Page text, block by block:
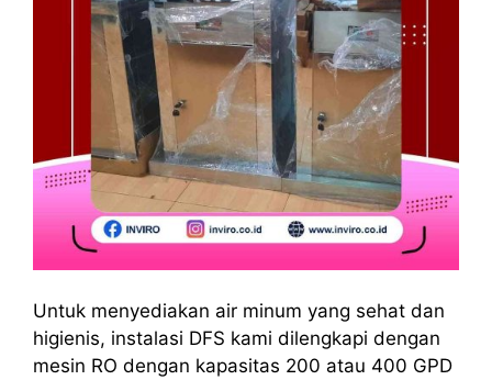
Untuk menyediakan air minum yang sehat dan
higienis, instalasi DFS kami dilengkapi dengan
mesin RO dengan kapasitas 200 atau 400 GPD